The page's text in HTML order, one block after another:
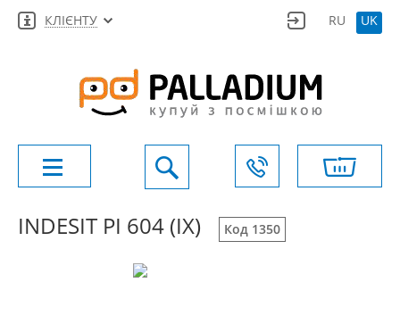
КЛІЄНТУ RU UK
INDESIT PI 604 (IX) Код 1350